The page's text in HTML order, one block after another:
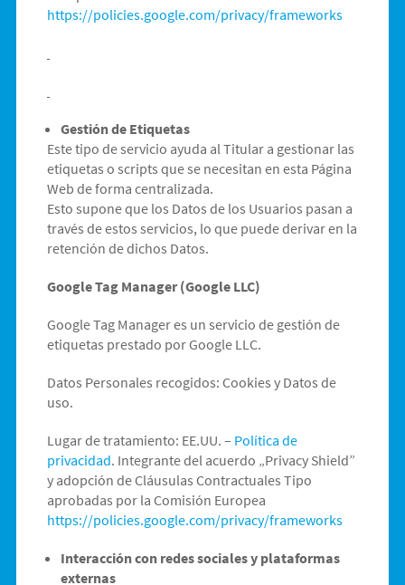
https://policies.google.com/privacy/frameworks
Gestión de Etiquetas
Este tipo de servicio ayuda al Titular a gestionar las
etiquetas o scripts que se necesitan en esta Página
Web de forma centralizada.
Esto supone que los Datos de los Usuarios pasan a
través de estos servicios, lo que puede derivar en la
retención de dichos Datos.
Google Tag Manager (Google LLC)
Google Tag Manager es un servicio de gestión de
etiquetas prestado por Google LLC.
Datos Personales recogidos: Cookies y Datos de
uso.
Lugar de tratamiento: EE.UU. – Política de
privacidad. Integrante del acuerdo „Privacy Shield”
y adopción de Cláusulas Contractuales Tipo
aprobadas por la Comisión Europea
https://policies.google.com/privacy/frameworks
Interacción con redes sociales y plataformas
externas